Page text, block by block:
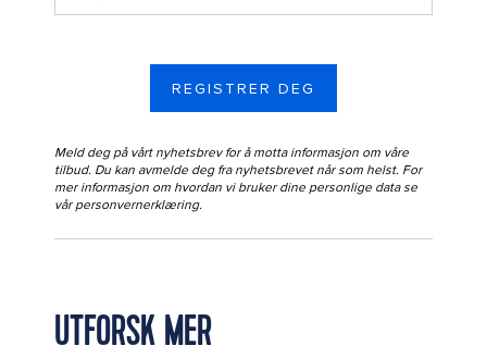
REGISTRER DEG
Meld deg på vårt nyhetsbrev for å motta informasjon om våre
tilbud. Du kan avmelde deg fra nyhetsbrevet når som helst. For
mer informasjon om hvordan vi bruker dine personlige data se
vårpersonvernerklæring.
UTFORSK MER